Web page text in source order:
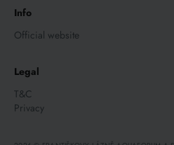
Info
Official website
Legal
T&C
Privacy